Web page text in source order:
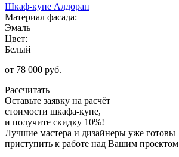
Шкаф-купе Алдоран
Материал фасада:
Эмаль
Цвет:
Белый
от 78 000 руб.
Рассчитать
Оставьте заявку на расчёт
стоимости шкафа-купе,
и получите скидку 10%!
Лучшие мастера и дизайнеры уже готовы
приступить к работе над Вашим проектом